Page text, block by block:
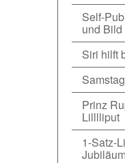
Self-
und Bild
Siri hilft
Prinz
Lilllliput
1-Satz-